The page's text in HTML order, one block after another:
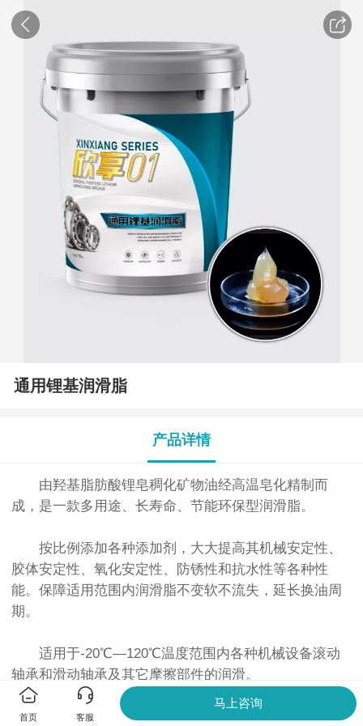
通⽤锂基润滑脂
产品详情
由羟基脂肪酸锂皂稠化矿物油经⾼温皂化精制⽽
成，是⼀款多⽤途、⻓寿命、节能环保型润滑脂。
按⽐例添加各种添加剂，⼤⼤提⾼其机械安定性、
胶体安定性、氧化安定性、防锈性和抗⽔性等各种性
能。保障适⽤范围内润滑脂不变软不流失，延⻓换油周
期。
适⽤于-20℃—120℃温度范围内各种机械设备滚动
轴承和滑动轴承及其它摩擦部件的润滑。
首页 客服
马上咨询